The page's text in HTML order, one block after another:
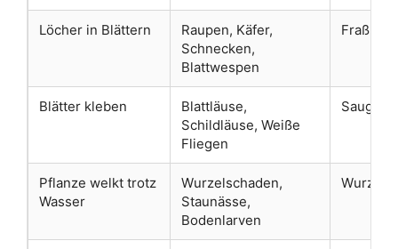
Löcher in Blättern
Raupen, Käfer,
Schnecken,
Blattwespen
Fraßbild
Blätter kleben
Blattläuse,
Schildläuse, Weiße
Fliegen
Pflanze welkt trotz
Wasser
Wurzelschaden,
Staunässe,
Bodenlarven